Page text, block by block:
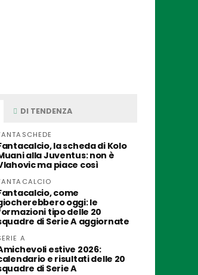
DI TENDENZA
la scheda di Kolo
alla Juventus: non è
ma piace così
come
oggi: le
tipo delle 20
di Serie A aggiornate
A
estive 2026:
e risultati delle 20
di Serie A